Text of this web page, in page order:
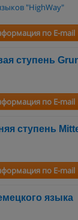
"HighWay"
по E-mail
ступень
по E-mail
ступень
по E-mail
языка